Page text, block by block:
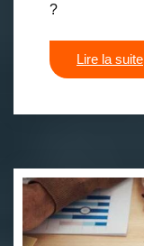
?
Lire la suite